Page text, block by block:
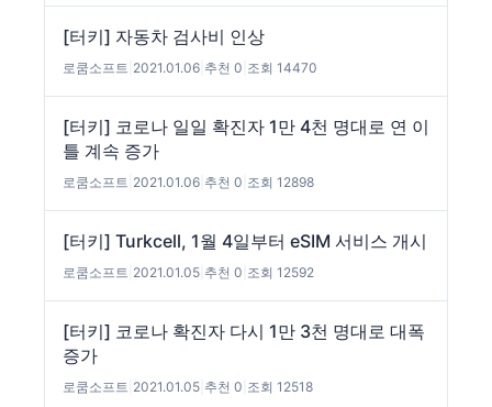
[터키] 자동차 검사비 인상
로쿰소프트 2021.01.06 추천 0 조회 14470
[터키] 코로나 일일 확진자 1만 4천 명대로 연 이
틀 계속 증가
로쿰소프트 2021.01.06 추천 0 조회 12898
[터키] Turkcell, 1월 4일부터 eSIM 서비스 개시
로쿰소프트 2021.01.05 추천 0 조회 12592
[터키] 코로나 확진자 다시 1만 3천 명대로 대폭
증가
로쿰소프트 2021.01.05 추천 0 조회 12518